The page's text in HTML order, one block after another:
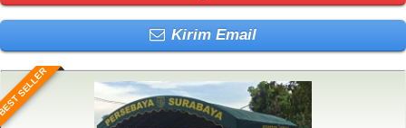
Kirim Email
SELLER